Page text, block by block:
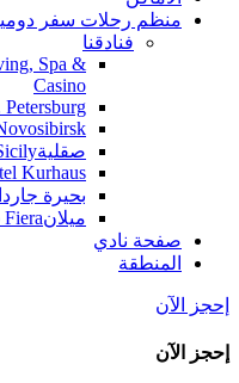
منظم رحلات سفر
فنادقنا
Spa &
Casino
صقلية
Kurhaus
بحيرة جاردا
ميلان
صفحة نادي
المنطقة
إحجز الآن
إحجز الآن